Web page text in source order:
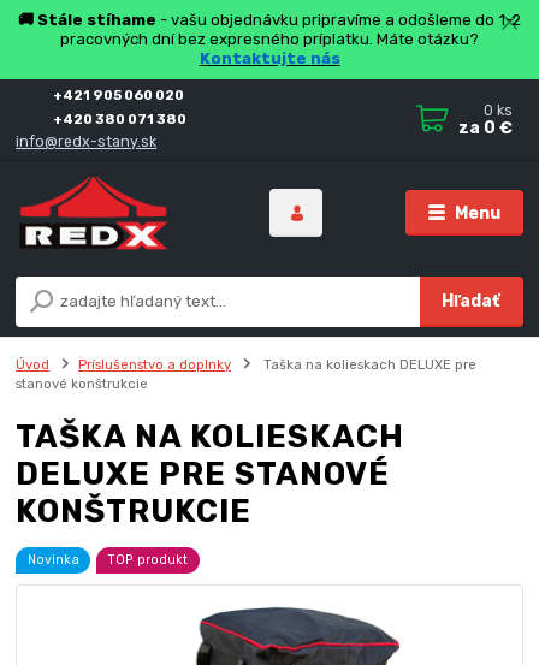
🚚 Stále stíhame - vašu objednávku pripravíme a odošleme do 1-2
pracovných dní bez expresného príplatku. Máte otázku?
Kontaktujte nás
Menu
Hľadať
+421 905 060 020
+420 380 071 380
info@redx-stany.sk
0 ks
za 0 €
Úvod Príslušenstvo a doplnky
Taška na kolieskach DELUXE pre
stanové konštrukcie
TAŠKA NA KOLIESKACH
DELUXE PRE STANOVÉ
KONŠTRUKCIE
Novinka TOP produkt